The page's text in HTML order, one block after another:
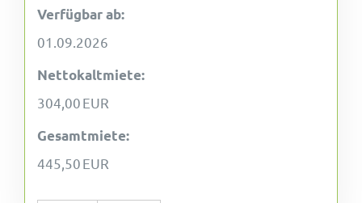
Verfügbar ab:
01.09.2026
Nettokaltmiete:
304,00 EUR
Gesamtmiete:
445,50 EUR